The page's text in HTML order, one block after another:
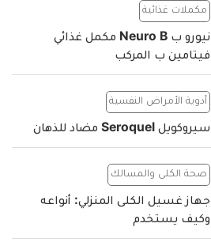
مكملات غذائية
نيورو ب Neuro B مكمل غذائي
فيتامين ب المركب
أدوية الأمراض النفسية
سيروكويل Seroquel مضاد للذهان
صحة الكلى والمسالك
جهاز غسيل الكلى المنزلي: أنواعه
وكيف يستخدم